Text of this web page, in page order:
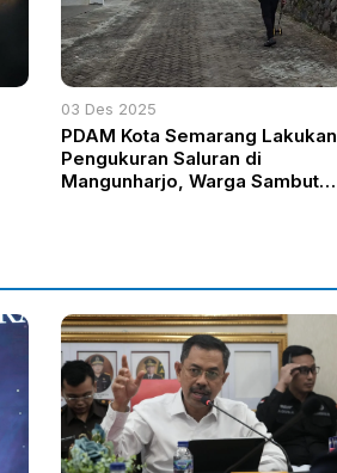
03 Des 2025
PDAM Kota Semarang Lakukan
Pengukuran Saluran di
Mangunharjo, Warga Sambut